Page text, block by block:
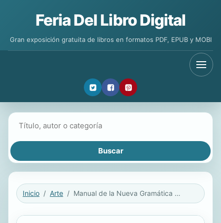
Feria Del Libro Digital
Gran exposición gratuita de libros en formatos PDF, EPUB y MOBI
Inicio Arte Manual de la Nueva Gramática de la lengua española